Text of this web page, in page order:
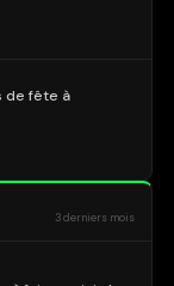
de fête à
3 derniers mois